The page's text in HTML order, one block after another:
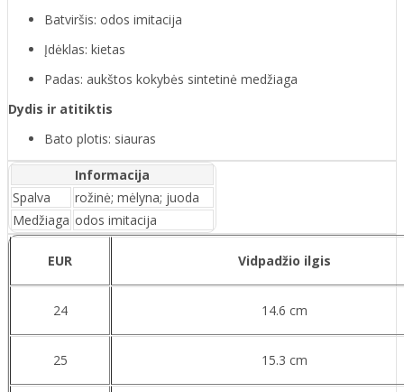
Batviršis: odos imitacija
Įdėklas: kietas
Padas: aukštos kokybės sintetinė medžiaga
Dydis ir atitiktis
Bato plotis: siauras
Informacija
Spalva
rožinė; mėlyna; juoda
Medžiaga odos imitacija
EUR Vidpadžio ilgis
24 14.6 cm
25 15.3 cm